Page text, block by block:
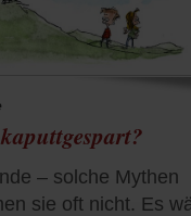
– solche Mythen
sie oft nicht. Es